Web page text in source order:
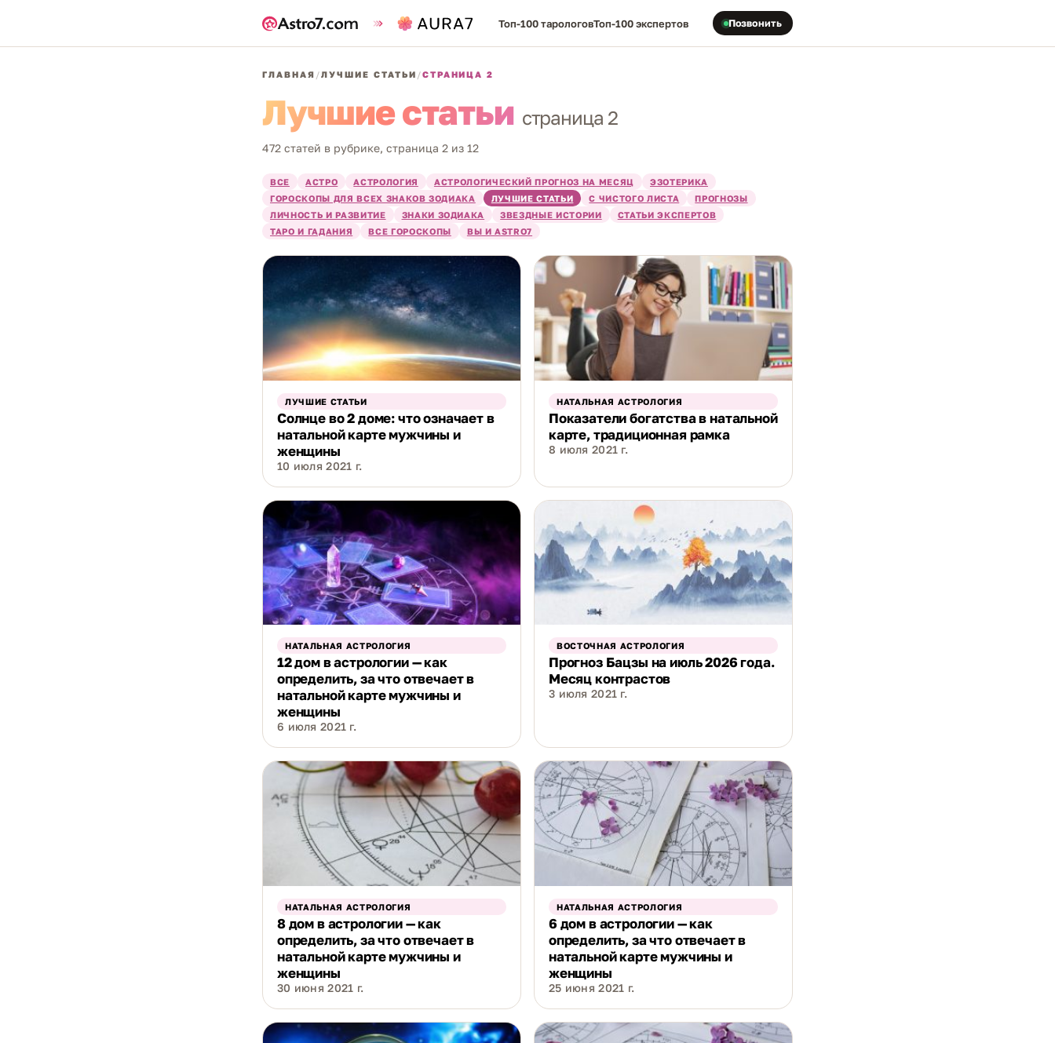
Топ-100 тарологовТоп-100 экспертов Позвонить
ГЛАВНАЯ /ЛУЧШИЕ СТАТЬИ /СТРАНИЦА 2
Лучшие статьи страница 2
472 статей в рубрике, страница 2 из 12
ВСЕ АСТРО АСТРОЛОГИЯ АСТРОЛОГИЧЕСКИЙ ПРОГНОЗ НА МЕСЯЦ
ЭЗОТЕРИКА
ГОРОСКОПЫ ДЛЯ ВСЕХ ЗНАКОВ ЗОДИАКА
ЛУЧШИЕ СТАТЬИ С ЧИСТОГО ЛИСТА
ПРОГНОЗЫ
ЛИЧНОСТЬ И РАЗВИТИЕ
ЗНАКИ ЗОДИАКА ЗВЕЗДНЫЕ ИСТОРИИ
СТАТЬИ ЭКСПЕРТОВ
ТАРО И ГАДАНИЯ
ВСЕ ГОРОСКОПЫ ВЫ И ASTRO7
ЛУЧШИЕ СТАТЬИ
Солнце во 2 доме: что означает в
натальной карте мужчины и
женщины
10 июля 2021 г.
НАТАЛЬНАЯ АСТРОЛОГИЯ
Показатели богатства в натальной
карте, традиционная рамка
8 июля 2021 г.
НАТАЛЬНАЯ АСТРОЛОГИЯ
12 дом в астрологии — как
определить, за что отвечает в
натальной карте мужчины и
женщины
6 июля 2021 г.
ВОСТОЧНАЯ АСТРОЛОГИЯ
Прогноз Бацзы на июль 2026 года.
Месяц контрастов
3 июля 2021 г.
НАТАЛЬНАЯ АСТРОЛОГИЯ
8 дом в астрологии — как
определить, за что отвечает в
натальной карте мужчины и
женщины
30 июня 2021 г.
НАТАЛЬНАЯ АСТРОЛОГИЯ
6 дом в астрологии — как
определить, за что отвечает в
натальной карте мужчины и
женщины
25 июня 2021 г.